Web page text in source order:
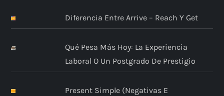
Diferencia Entre Arrive – Reach Y Get
Qué Pesa Más Hoy: La Experiencia
Laboral O Un Postgrado De Prestigio
Present Simple (negativas E